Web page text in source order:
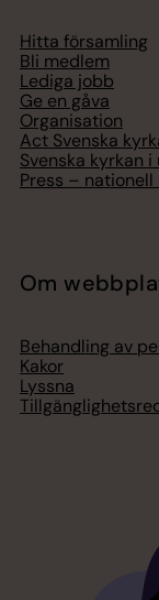
Hitta församling
Bli medlem
Lediga jobb
Ge en gåva
Organisation
Act Svenska
Svenska kyrkan
Press – nationell
Om
Behandling av
Kakor
Lyssna